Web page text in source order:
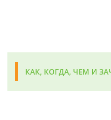
КАК, КОГДА, ЧЕМ И